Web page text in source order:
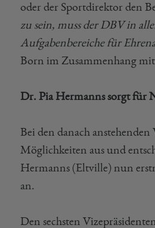
oder der Sportdirektor den
zu sein, muss der DBV in
Aufgabenbereiche für
Born im Zusammenhang
Dr. Pia Hermanns sorgt für
Bei den danach
Möglichkeiten aus und
Hermanns (Eltville) nun
an.
Den sechsten